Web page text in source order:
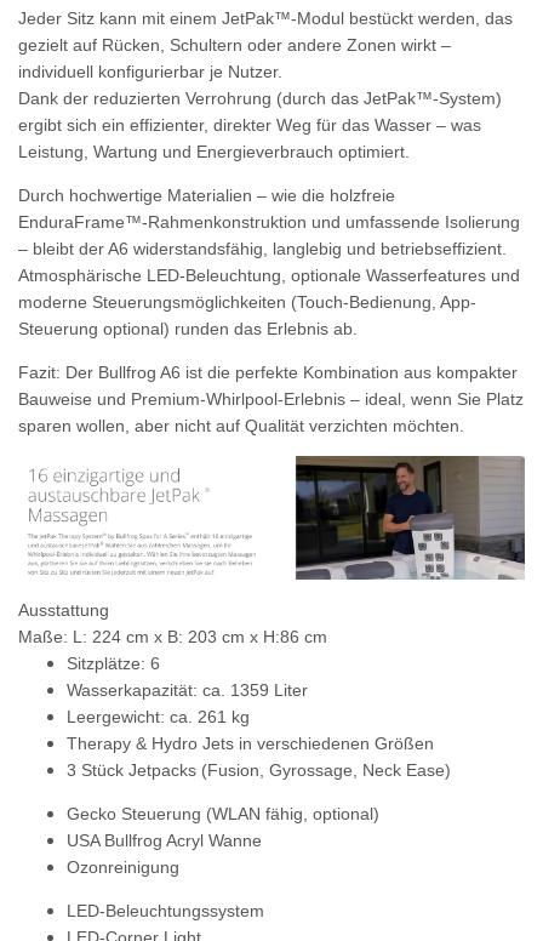
Jeder Sitz kann mit einem JetPak™‑Modul bestückt werden, das
gezielt auf Rücken, Schultern oder andere Zonen wirkt –
individuell konfigurierbar je Nutzer.
Dank der reduzierten Verrohrung (durch das JetPak™-System)
ergibt sich ein effizienter, direkter Weg für das Wasser – was
Leistung, Wartung und Energieverbrauch optimiert.
Durch hochwertige Materialien – wie die holzfreie
EnduraFrame™-Rahmenkonstruktion und umfassende Isolierung
– bleibt der A6 widerstandsfähig, langlebig und betriebseffizient.
Atmosphärische LED‑Beleuchtung, optionale Wasserfeatures und
moderne Steuerungsmöglichkeiten (Touch‑Bedienung, App-
Steuerung optional) runden das Erlebnis ab.
Fazit: Der Bullfrog A6 ist die perfekte Kombination aus kompakter
Bauweise und Premium-Whirlpool‑Erlebnis – ideal, wenn Sie Platz
sparen wollen, aber nicht auf Qualität verzichten möchten.
Ausstattung
Maße: L: 224 cm x B: 203 cm x H:86 cm
Sitzplätze: 6
Wasserkapazität: ca. 1359 Liter
Leergewicht: ca. 261 kg
Therapy & Hydro Jets in verschiedenen Größen
3 Stück Jetpacks (Fusion, Gyrossage, Neck Ease)
Gecko Steuerung (WLAN fähig, optional)
USA Bullfrog Acryl Wanne
Ozonreinigung
LED-Beleuchtungssystem
LED-Corner Light